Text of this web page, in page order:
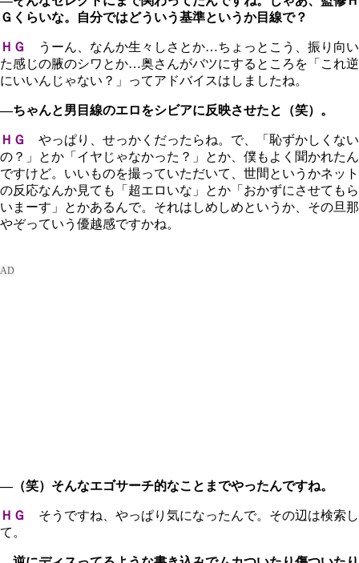
Ｇくらいな。自分ではどういう基準というか目線で？
ＨＧ
うーん、なんか生々しさとか…ちょっとこう、振り向い
た感じの腋のシワとか…奥さんがバツにするところを「これ逆
にいいんじゃない？」ってアドバイスはしましたね。
―ちゃんと男目線のエロをシビアに反映させたと（笑）。
ＨＧ
やっぱり、せっかくだったらね。で、「恥ずかしくない
の？」とか「イヤじゃなかった？」とか、僕もよく聞かれたん
ですけど。いいものを撮っていただいて、世間というかネット
の反応なんか見ても「超エロいな」とか「おかずにさせてもら
いまーす」とかあるんで。それはしめしめというか、その旦那
やぞっていう優越感ですかね。
―（笑）そんなエゴサーチ的なことまでやったんですね。
ＨＧ
そうですね、やっぱり気になったんで。その辺は検索し
て。